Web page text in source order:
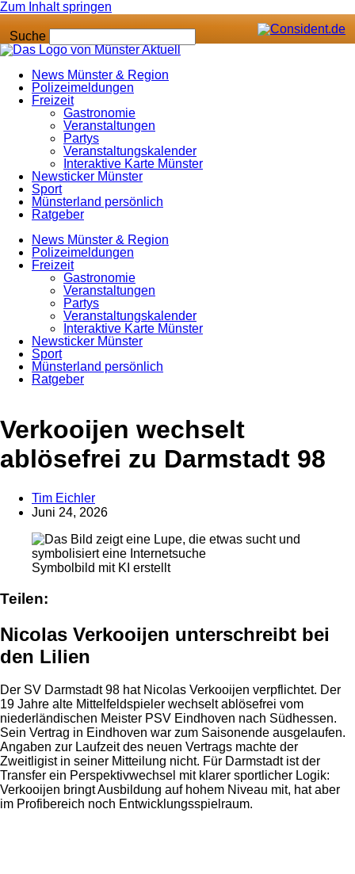
Zum Inhalt springen
Suche
News Münster & Region
Polizeimeldungen
Freizeit
Gastronomie
Veranstaltungen
Partys
Veranstaltungskalender
Interaktive Karte Münster
Newsticker Münster
Sport
Münsterland persönlich
Ratgeber
News Münster & Region
Polizeimeldungen
Freizeit
Gastronomie
Veranstaltungen
Partys
Veranstaltungskalender
Interaktive Karte Münster
Newsticker Münster
Sport
Münsterland persönlich
Ratgeber
Anzeige
Verkooijen wechselt
ablösefrei zu Darmstadt 98
Tim Eichler
Juni 24, 2026
Symbolbild mit KI erstellt
Teilen:
Nicolas Verkooijen unterschreibt bei
den Lilien
Der SV Darmstadt 98 hat Nicolas Verkooijen verpflichtet. Der
19 Jahre alte Mittelfeldspieler wechselt ablösefrei vom
niederländischen Meister PSV Eindhoven nach Südhessen.
Sein Vertrag in Eindhoven war zum Saisonende ausgelaufen.
Angaben zur Laufzeit des neuen Vertrags machte der
Zweitligist in seiner Mitteilung nicht. Für Darmstadt ist der
Transfer ein Perspektivwechsel mit klarer sportlicher Logik:
Verkooijen bringt Ausbildung auf hohem Niveau mit, hat aber
im Profibereich noch Entwicklungsspielraum.